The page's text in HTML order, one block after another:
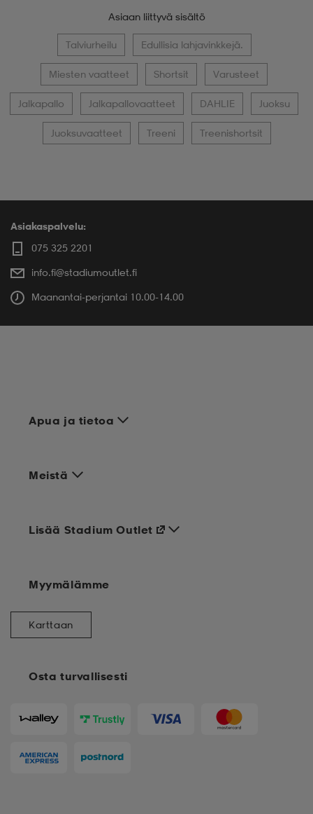
Asiaan liittyvä sisältö
Talviurheilu Edullisia lahjavinkkejä.
Miesten vaatteet Shortsit Varusteet
Jalkapallo Jalkapallovaatteet DAHLIE Juoksu
Juoksuvaatteet Treeni Treenishortsit
Asiakaspalvelu:
075 325 2201
info.fi@stadiumoutlet.fi
Maanantai-perjantai 10.00-14.00
Apua ja tietoa
Meistä
Osta turvallisesti
Lisää Stadium Outlet
Myymälämme
Karttaan